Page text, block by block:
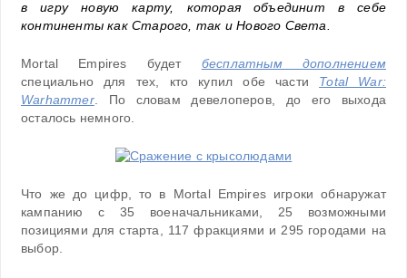
в игру новую карту, которая объединит в себе
континенты как Старого, так и Нового Света.
Mortal Empires будет бесплатным дополнением
специально для тех, кто купил обе части Total War:
Warhammer. По словам девелоперов, до его выхода
осталось немного.
Что же до цифр, то в Mortal Empires игроки обнаружат
кампанию с 35 военачальниками, 25 возможными
позициями для старта, 117 фракциями и 295 городами на
выбор.